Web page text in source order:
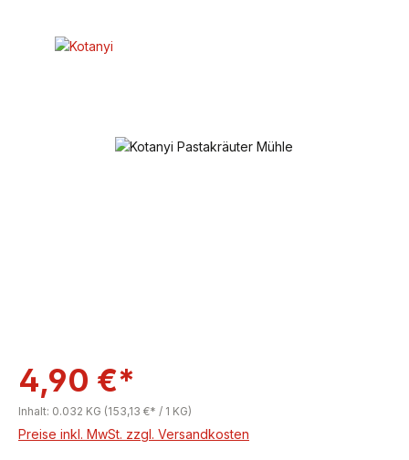
Bildergalerie überspringen
4,90 €*
Inhalt: 0.032 KG (153,13 €* / 1 KG)
Preise inkl. MwSt. zzgl. Versandkosten